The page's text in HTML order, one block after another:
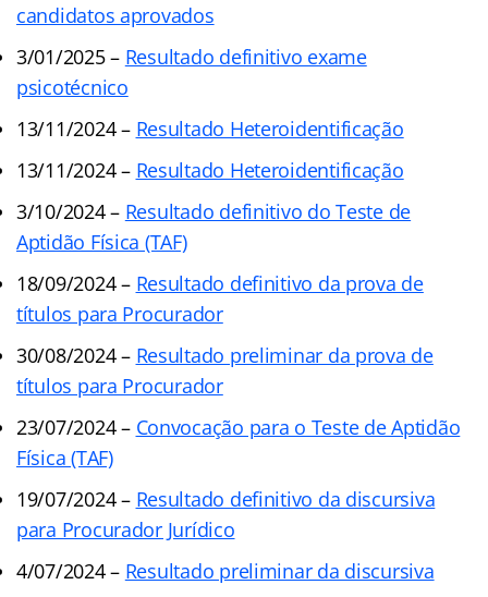
candidatos aprovados
3/01/2025 – Resultado definitivo exame
psicotécnico
13/11/2024 – Resultado Heteroidentificação
13/11/2024 – Resultado Heteroidentificação
3/10/2024 – Resultado definitivo do Teste de
Aptidão Física (TAF)
18/09/2024 – Resultado definitivo da prova de
títulos para Procurador
30/08/2024 – Resultado preliminar da prova de
títulos para Procurador
23/07/2024 – Convocação para o Teste de Aptidão
Física (TAF)
19/07/2024 – Resultado definitivo da discursiva
para Procurador Jurídico
4/07/2024 – Resultado preliminar da discursiva